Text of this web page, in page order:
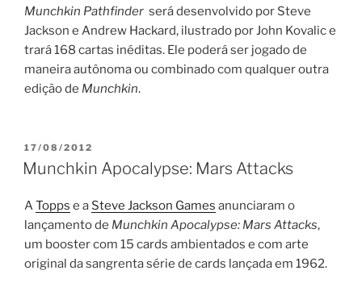
Munchkin Pathfinder será desenvolvido por Steve
Jackson e Andrew Hackard, ilustrado por John Kovalic e
trará 168 cartas inéditas. Ele poderá ser jogado de
maneira autônoma ou combinado com qualquer outra
edição de Munchkin.
PUBLICADO
EM
17/08/2012
Munchkin Apocalypse: Mars Attacks
ATopps e a Steve Jackson Games anunciaram o
lançamento de Munchkin Apocalypse: Mars Attacks,
um booster com 15 cards ambientados e com arte
original da sangrenta série de cards lançada em 1962.